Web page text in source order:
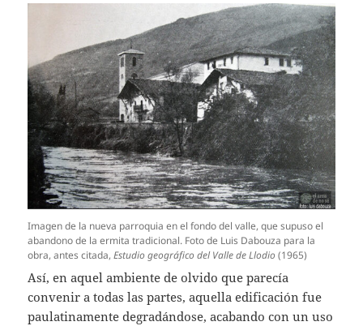
Imagen de la nueva parroquia en el fondo del valle, que supuso el
abandono de la ermita tradicional. Foto de Luis Dabouza para la
obra, antes citada,Estudio geográfico del Valle de Llodio (1965)
Así, en aquel ambiente de olvido que parecía
convenir a todas las partes, aquella edificación fue
paulatinamente degradándose, acabando con un uso